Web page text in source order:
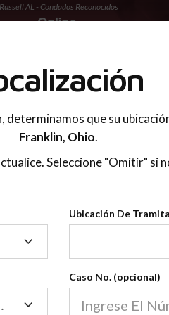
Russell AL - Condados Reconocidos
Nuestras clases
2600 condados.
Las clases para
determinamos que su
Franklin, Ohio.
Seleccione "Omitir" si
Ubicación De
Tramitación
Caso No. (opcional)